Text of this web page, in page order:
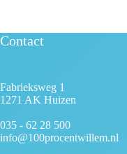
Contact
Fabrieksweg 1
1271 AK Huizen
035 - 62 28 500
info@100procentwillem.nl